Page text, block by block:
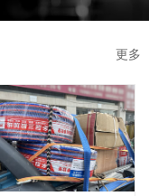
更多